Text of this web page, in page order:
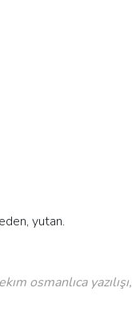
yutan.
osmanlıca yazılışı,